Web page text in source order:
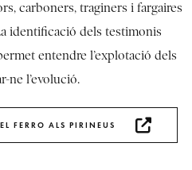
carboners, traginers i fargaires
identificació dels testimonis
entendre l’explotació dels
ne l’evolució.
FERRO ALS PIRINEUS